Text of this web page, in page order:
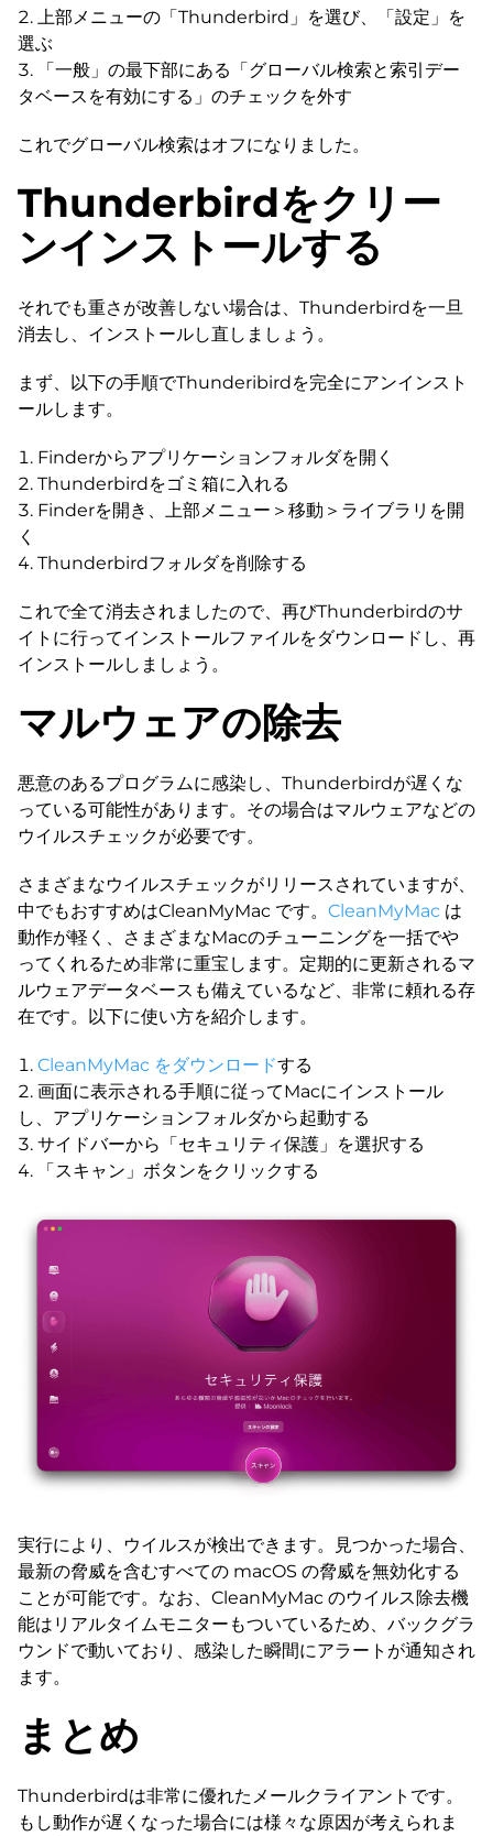
上部メニューの「Thunderbird」を選び、「設定」を
選ぶ
「一般」の最下部にある「グローバル検索と索引デー
タベースを有効にする」のチェックを外す
これでグローバル検索はオフになりました。
Thunderbirdをクリー
ンインストールする
それでも重さが改善しない場合は、Thunderbirdを一旦
消去し、インストールし直しましょう。
まず、以下の手順でThunderibirdを完全にアンインスト
ールします。
Finderからアプリケーションフォルダを開く
Thunderbirdをゴミ箱に入れる
Finderを開き、上部メニュー＞移動＞ライブラリを開
く
Thunderbirdフォルダを削除する
これで全て消去されましたので、再びThunderbirdのサ
イトに行ってインストールファイルをダウンロードし、再
インストールしましょう。
マルウェアの除去
悪意のあるプログラムに感染し、Thunderbirdが遅くな
っている可能性があります。その場合はマルウェアなどの
ウイルスチェックが必要です。
さまざまなウイルスチェックがリリースされていますが、
中でもおすすめはCleanMyMac です。 CleanMyMac は
動作が軽く、さまざまなMacのチューニングを一括でや
ってくれるため非常に重宝します。定期的に更新されるマ
ルウェアデータベースも備えているなど、非常に頼れる存
在です。以下に使い方を紹介します。
CleanMyMac をダウンロードする
画面に表示される手順に従ってMacにインストール
し、アプリケーションフォルダから起動する
サイドバーから「セキュリティ保護」を選択する
「スキャン」ボタンをクリックする
実行により、ウイルスが検出できます。見つかった場合、
最新の脅威を含むすべての macOS の脅威を無効化する
ことが可能です。なお、CleanMyMac のウイルス除去機
能はリアルタイムモニターもついているため、バックグラ
ウンドで動いており、感染した瞬間にアラートが通知され
ます。
まとめ
Thunderbirdは非常に優れたメールクライアントです。
もし動作が遅くなった場合には様々な原因が考えられま